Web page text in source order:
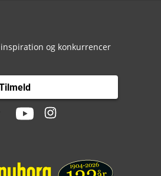
og konkurrencer